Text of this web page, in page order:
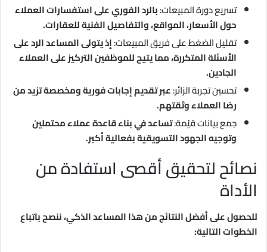
تسريع دورة المبيعات:بالرد الفوري على استفسارات العملاء
حول الأسعار، المواقع، والتفاصيل الفنية للعقارات.
تقليل الضغط على فريق المبيعات:إذ يتولى المساعد الرد على
الأسئلة المتكررة، مما يتيح للموظفين التركيز على العملاء
الجادين.
تحسين تجربة الزائر:عبر تقديم إجابات فورية ومخصصة تزيد من
رضا العملاء وثقتهم.
جمع بيانات قيّمة:تساعد في بناء قاعدة عملاء محتملين
وتوجيه الجهود التسويقية بفعالية أكبر.
نصائح لتحقيق أقصى استفادة من
الأداة
للحصول على أفضل النتائج من هذا المساعد الذكي، ننصح باتباع
الخطوات التالية: